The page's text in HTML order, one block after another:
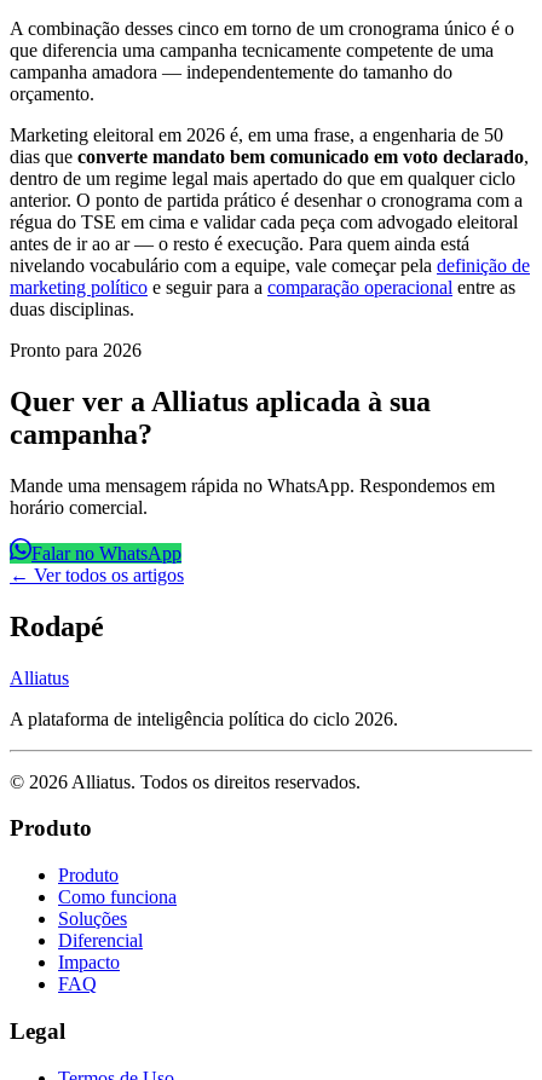
A combinação desses cinco em torno de um cronograma único é o
que diferencia uma campanha tecnicamente competente de uma
campanha amadora — independentemente do tamanho do
orçamento.
Marketing eleitoral em 2026 é, em uma frase, a engenharia de 50
dias que converte mandato bem comunicado em voto declarado,
dentro de um regime legal mais apertado do que em qualquer ciclo
anterior. O ponto de partida prático é desenhar o cronograma com a
régua do TSE em cima e validar cada peça com advogado eleitoral
antes de ir ao ar — o resto é execução. Para quem ainda está
nivelando vocabulário com a equipe, vale começar pela definição de
marketing político e seguir para a comparação operacional entre as
duas disciplinas.
Pronto para 2026
Quer ver a Alliatus aplicada à sua
campanha?
Mande uma mensagem rápida no WhatsApp. Respondemos em
horário comercial.
Falar no WhatsApp
← Ver todos os artigos
Rodapé
Alliatus
A plataforma de inteligência política do ciclo 2026.
© 2026 Alliatus. Todos os direitos reservados.
Produto
Produto
Como funciona
Soluções
Diferencial
Impacto
FAQ
Legal